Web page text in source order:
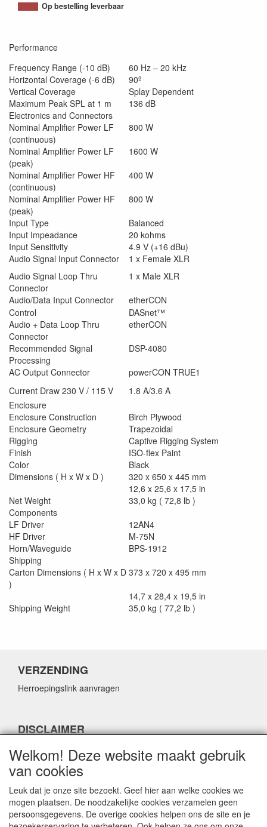
Op bestelling leverbaar
Performance
Frequency Range (-10 dB)
60 Hz – 20 kHz
Horizontal Coverage (-6 dB)
90º
Vertical Coverage
Splay Dependent
Maximum Peak SPL at 1 m
136 dB
Electronics and Connectors
Nominal Amplifier Power LF
(continuous)
800 W
Nominal Amplifier Power LF
(peak)
1600 W
Nominal Amplifier Power HF
(continuous)
400 W
Nominal Amplifier Power HF
(peak)
800 W
Input Type
Balanced
Input Impeadance
20 kohms
Input Sensitivity
4.9 V (+16 dBu)
Audio Signal Input Connector
1 x Female XLR
Audio Signal Loop Thru
Connector
1 x Male XLR
Audio/Data Input Connector
etherCON
Control
DASnet™
Audio + Data Loop Thru
Connector
etherCON
Recommended Signal
Processing
DSP-4080
AC Output Connector
powerCON TRUE1
Current Draw 230 V / 115 V
1.8 A/3.6 A
Enclosure
Enclosure Construction
Birch Plywood
Enclosure Geometry
Trapezoidal
Rigging
Captive Rigging System
Finish
ISO-flex Paint
Color
Black
Dimensions ( H x W x D )
320 x 650 x 445 mm
12,6 x 25,6 x 17,5 in
Net Weight
33,0 kg ( 72,8 lb )
Components
LF Driver
12AN4
HF Driver
M-75N
Horn/Waveguide
BPS-1912
Shipping
Carton Dimensions ( H x W x D
)
373 x 720 x 495 mm
14,7 x 28,4 x 19,5 in
Shipping Weight
35,0 kg ( 77,2 lb )
VERZENDING
Herroepingslink aanvragen
DISCLAIMER
Herroepingslink aanvragen
Welkom! Deze website maakt gebruik
van cookies
Leuk dat je onze site bezoekt. Geef hier aan welke cookies we
mogen plaatsen. De noodzakelijke cookies verzamelen geen
persoonsgegevens. De overige cookies helpen ons de site en je